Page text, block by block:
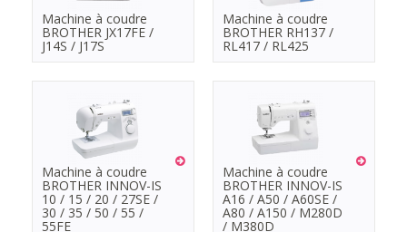
Machine à coudre
BROTHER JX17FE /
J14S / J17S
Machine à coudre
BROTHER RH137 /
RL417 / RL425
Machine à coudre
BROTHER INNOV-IS
10 / 15 / 20 / 27SE /
30 / 35 / 50 / 55 /
55FE
Machine à coudre
BROTHER INNOV-IS
A16 / A50 / A60SE /
A80 / A150 / M280D
/ M380D